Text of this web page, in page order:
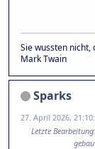
Sie wussten nicht,
Mark Twain
Sparks
27. April 2026,
Letzte Bearbeitung